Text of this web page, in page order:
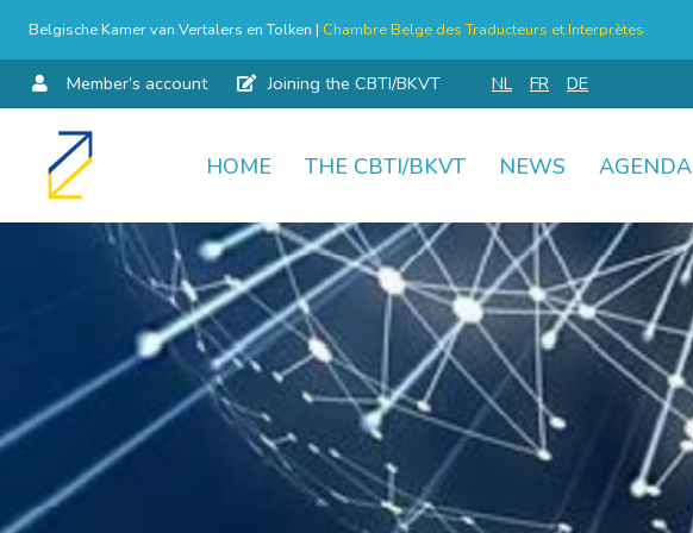
Belgische Kamer van Vertalers en Tolken | Chambre Belge des Traducteurs et Interprètes
Member’s account Joining the CBTI/BKVT NL FR DE
Skip
HOME THE CBTI/BKVT NEWS AGENDA